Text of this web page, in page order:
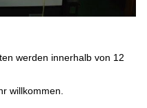
werden innerhalb von 12
willkommen.